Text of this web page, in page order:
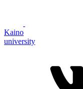
Kaino
university